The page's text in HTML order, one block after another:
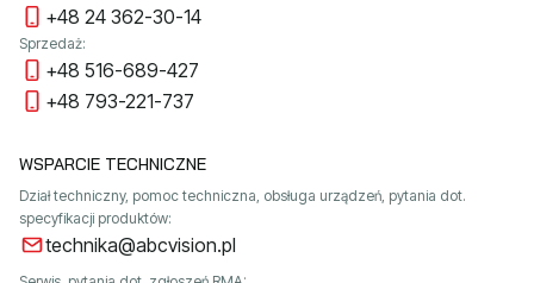
+48 24 362-30-14
Sprzedaż:
+48 516-689-427
+48 793-221-737
WSPARCIE TECHNICZNE
Dział techniczny, pomoc techniczna, obsługa urządzeń, pytania dot.
specyfikacji produktów:
technika@abcvision.pl